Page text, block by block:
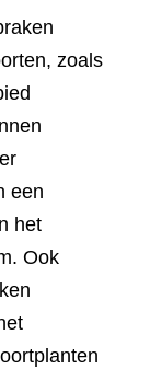
zoals
een
het
Ook